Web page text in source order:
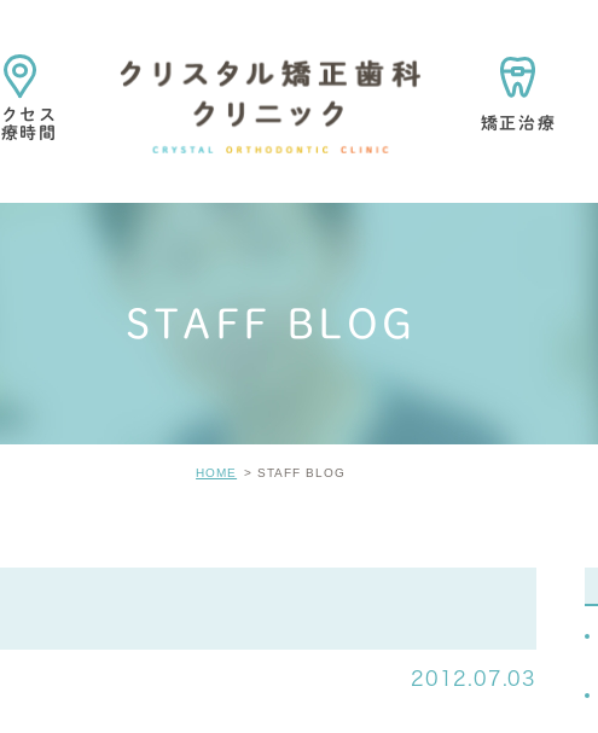
セス
時間
矯正治療
正治療の目的・考え方 矯正専門医院を選ぶ理由
ウスピース型矯正歯科
小児矯正
STAFF BLOG
HOME STAFF BLOG
2012.07.03